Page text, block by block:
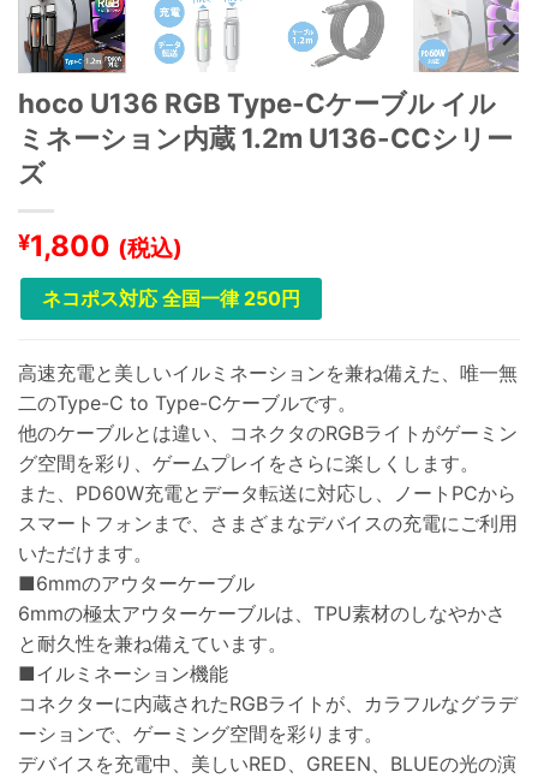
hoco U136 RGB Type-Cケーブル イル
ミネーション内蔵 1.2m U136-CCシリー
ズ
¥1,800 (税込)
ネコポス対応 全国一律 250円
高速充電と美しいイルミネーションを兼ね備えた、唯一無
二のType-C to Type-Cケーブルです。
他のケーブルとは違い、コネクタのRGBライトがゲーミン
グ空間を彩り、ゲームプレイをさらに楽しくします。
また、PD60W充電とデータ転送に対応し、ノートPCから
スマートフォンまで、さまざまなデバイスの充電にご利用
いただけます。
■6mmのアウターケーブル
6mmの極太アウターケーブルは、TPU素材のしなやかさ
と耐久性を兼ね備えています。
■イルミネーション機能
コネクターに内蔵されたRGBライトが、カラフルなグラデ
ーションで、ゲーミング空間を彩ります。
デバイスを充電中、美しいRED、GREEN、BLUEの光の演